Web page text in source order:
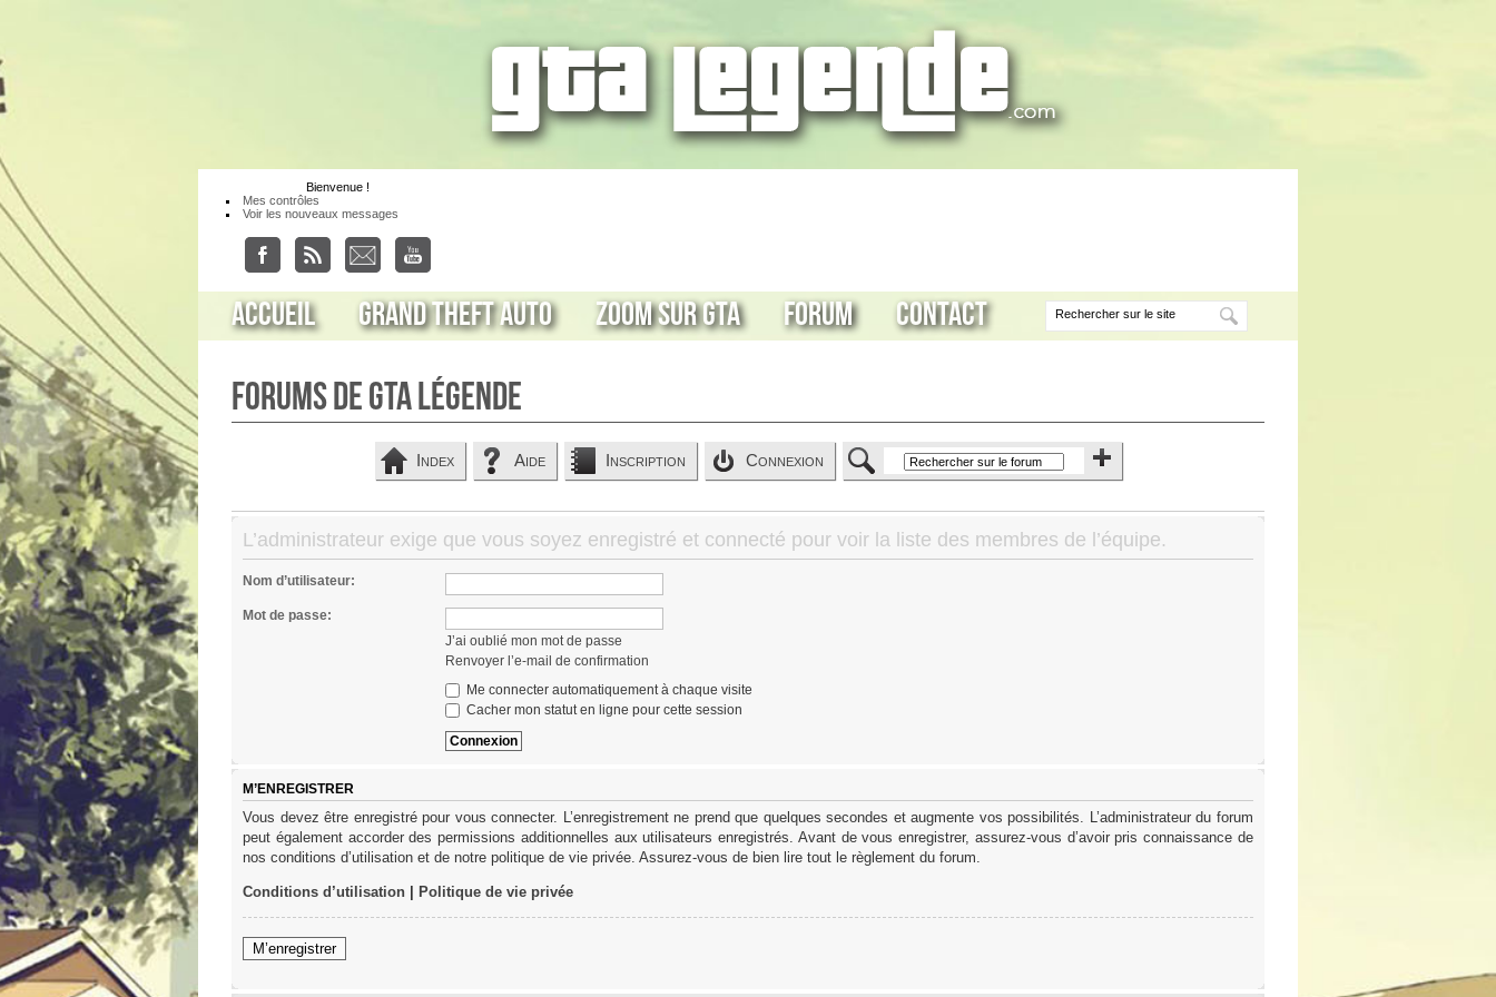
Bienvenue !
Mes contrôles
Voir les nouveaux messages
Accueil Grand Theft Auto Zoom sur GTA Forum Contact
Forums de GTA Légende
Index Aide Inscription Connexion
L’administrateur exige que vous soyez enregistré et connecté pour voir la liste des membres de l’équipe.
Nom d’utilisateur:
Mot de passe:
J’ai oublié mon mot de passe
Renvoyer l’e-mail de confirmation
Me connecter automatiquement à chaque visite
Cacher mon statut en ligne pour cette session
M’ENREGISTRER
Vous devez être enregistré pour vous connecter. L’enregistrement ne prend que quelques secondes et augmente vos possibilités. L’administrateur du forum
peut également accorder des permissions additionnelles aux utilisateurs enregistrés. Avant de vous enregistrer, assurez-vous d’avoir pris connaissance de
nos conditions d’utilisation et de notre politique de vie privée. Assurez-vous de bien lire tout le règlement du forum.
Conditions d’utilisation Politique de vie privée
M’enregistrer